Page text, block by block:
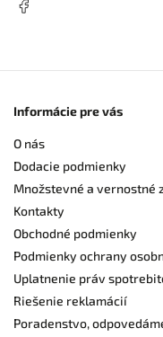
Informácie pre vás
O nás
Dodacie podmienky
Množstevné a vernostné
Kontakty
Obchodné podmienky
Podmienky ochrany
Uplatnenie práv
Riešenie reklamácií
Poradenstvo,